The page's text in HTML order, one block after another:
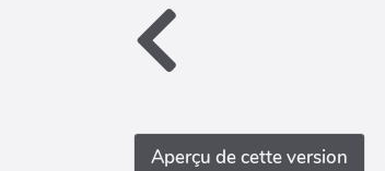
Aperçu de cette version